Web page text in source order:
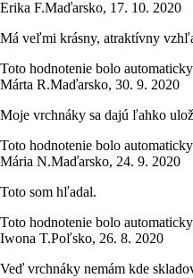
Erika F.Maďarsko, 17. 10. 2020
Má veľmi krásny, atraktívny
Toto hodnotenie bolo
Márta R.Maďarsko, 30. 9. 2020
Moje vrchnáky sa dajú ľahko
Toto hodnotenie bolo
Mária N.Maďarsko, 24. 9. 2020
Toto som hľadal.
Toto hodnotenie bolo
Iwona T.Poľsko, 26. 8. 2020
Veď vrchnáky nemám kde